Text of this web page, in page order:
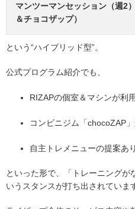
マンツーマンセッション（週2
＆チョコザップ）
という“ハイブリッド型”。
公式プログラム紹介でも、
RIZAPの個室＆マシンが利
コンビニジム「chocoZAP
自主トレメニューの提案あり
といった形で、「トレーニングが
いうスタンスが打ち出されていま